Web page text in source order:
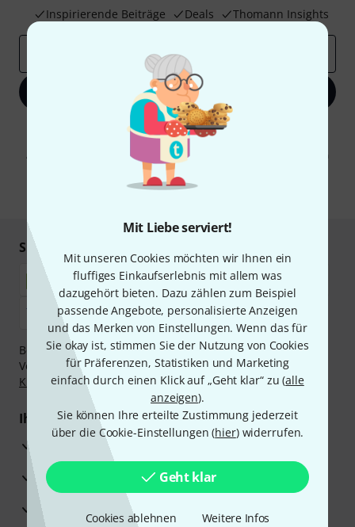
Mit Liebe serviert!
Mit unseren Cookies möchten wir Ihnen ein
fluffiges Einkaufserlebnis mit allem was
dazugehört bieten. Dazu zählen zum Beispiel
passende Angebote, personalisierte Anzeigen
und das Merken von Einstellungen. Wenn das für
Sie okay ist, stimmen Sie der Nutzung von Cookies
für Präferenzen, Statistiken und Marketing
einfach durch einen Klick auf „Geht klar“ zu (alle
anzeigen).
Sie können Ihre erteilte Zustimmung jederzeit
über die Cookie-Einstellungen (hier) widerrufen.
Geht klar
Cookies ablehnen Weitere Infos
Inspirierende Beiträge
Deals Thomann Insights
Jetzt anmelden
Mit Klick auf „Jetzt anmelden“ stimmen Sie dem Erhalt von E-Mail-
Werbung und einer Messung des E-Mail-Nutzungsverhaltens zu. Die
Abmeldung ist jederzeit möglich. Weitere Informationen finden Sie in
unserenDatenschutzhinweisen
* Pflichtfeld
Sicher einkaufen & bezahlen
Bezahlen Sie vertraulich und sicher per Nachnahme,
Vorkasse, PayPal, Amazon Pay,Klarna Sofort bezahlen
Klarna Ratenzahlungoder Kreditkarte.
Ihre Vorteile
3 Jahre Thomann Garantie
30 Tage Money-Back-Garantie